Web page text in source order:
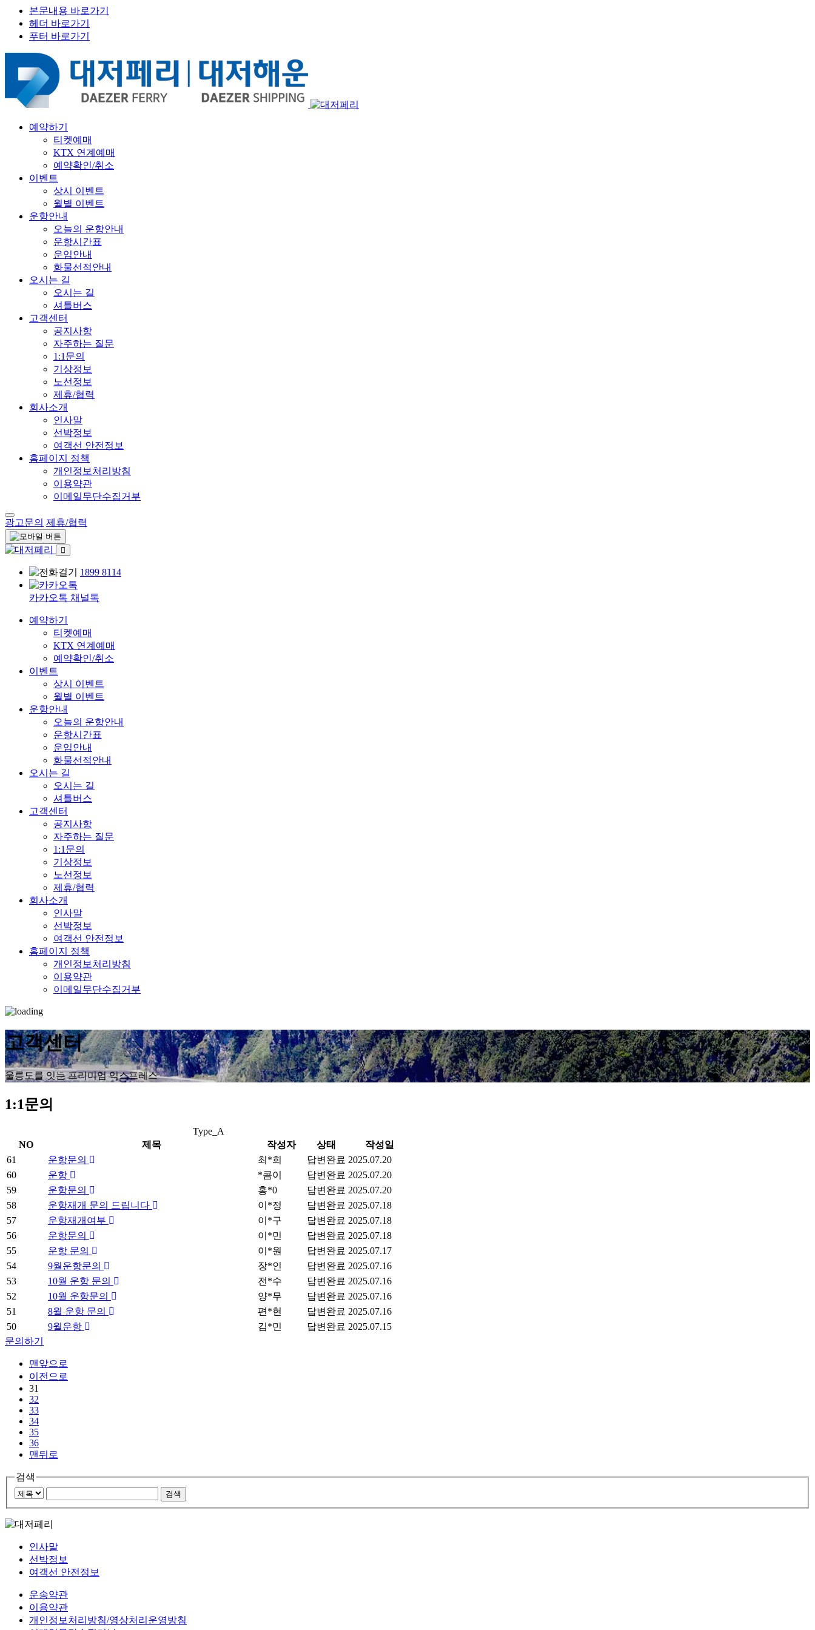
본문내용 바로가기
헤더 바로가기
푸터 바로가기
예약하기
티켓예매
KTX 연계예매
예약확인/취소
이벤트
상시 이벤트
월별 이벤트
운항안내
오늘의 운항안내
운항시간표
운임안내
화물선적안내
오시는 길
오시는 길
셔틀버스
고객센터
공지사항
자주하는 질문
1:1문의
기상정보
노선정보
제휴/협력
회사소개
인사말
선박정보
여객선 안전정보
홈페이지 정책
개인정보처리방침
이용약관
이메일무단수집거부
광고문의 제휴/협력
1899 8114
카카오톡 채널톡
예약하기
티켓예매
KTX 연계예매
예약확인/취소
이벤트
상시 이벤트
월별 이벤트
운항안내
오늘의 운항안내
운항시간표
운임안내
화물선적안내
오시는 길
오시는 길
셔틀버스
고객센터
공지사항
자주하는 질문
1:1문의
기상정보
노선정보
제휴/협력
회사소개
인사말
선박정보
여객선 안전정보
홈페이지 정책
개인정보처리방침
이용약관
이메일무단수집거부
고객센터
울릉도를 잇는 프리미엄 익스프레스
1:1문의
Type_A
NO
제목 작성자 상태
작성일
61
운항문의 최*희 답변완료 2025.07.20
60
운항 *콤이 답변완료 2025.07.20
59
운항문의 홍*0 답변완료 2025.07.20
58
운항재개 문의 드립니다 이*정 답변완료 2025.07.18
57
운항재개여부 이*구 답변완료 2025.07.18
56
운항문의 이*민 답변완료 2025.07.18
55
운항 문의 이*원 답변완료 2025.07.17
54
9월운항문의 장*인 답변완료 2025.07.16
53
10월 운항 문의 전*수 답변완료 2025.07.16
52
10월 운항문의 양*무 답변완료 2025.07.16
51
8월 운항 문의 편*현 답변완료 2025.07.16
50
9월운항 김*민 답변완료 2025.07.15
문의하기
맨앞으로
이전으로
31
32
33
34
35
36
맨뒤로
검색
인사말
선박정보
여객선 안전정보
운송약관
이용약관
개인정보처리방침/영상처리운영방침